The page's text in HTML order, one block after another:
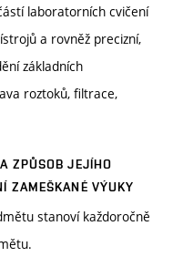
laboratorních cvičení
a rovněž precizní,
základních
roztoků, filtrace,
ZPŮSOB JEJÍHO
ZAMEŠKANÉ VÝUKY
stanoví každoročně